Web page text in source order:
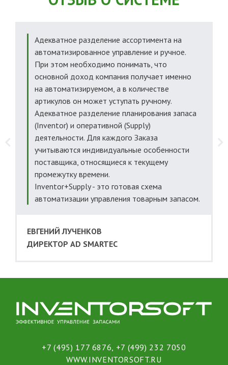
Адекватное разделение ассортимента на
автоматизированное управление и ручное.
При этом необходимо понимать, что
основной доход компания получает именно
на автоматизируемом, а в количестве
артикулов он может уступать ручному.
Адекватное разделение планирования запаса
(Inventor) и оперативной (Supply)
деятельности. Для каждого Заказа
учитываются индивидуальные особенности
поставщика, относящиеся к текущему
промежутку времени.
Inventor+Supply - это готовая схема
автоматизации управления товарным запасом.
ЕВГЕНИЙ ЛУЧЕНКОВ
ДИРЕКТОР AD SMARTEC
+7 (495) 177 6876 +7 (499) 232 7050
WWW.INVENTORSOFT.RU